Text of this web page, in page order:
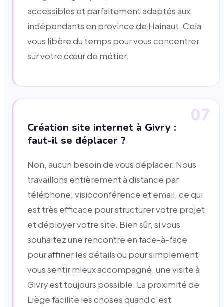
accessibles et parfaitement adaptés aux
indépendants en province de Hainaut. Cela
vous libère du temps pour vous concentrer
sur votre cœur de métier.
07
Création site internet à Givry :
faut-il se déplacer ?
Non, aucun besoin de vous déplacer. Nous
travaillons entièrement à distance par
téléphone, visioconférence et email, ce qui
est très efficace pour structurer votre projet
et déployer votre site. Bien sûr, si vous
souhaitez une rencontre en face-à-face
pour affiner les détails ou pour simplement
vous sentir mieux accompagné, une visite à
Givry est toujours possible. La proximité de
Liège facilite les choses quand c'est